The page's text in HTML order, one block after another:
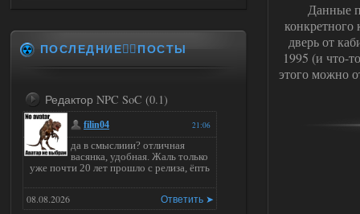
Данные
дверь от
1995 (и что-
этого можно
ПОСЛЕДНИЕ✍🏻ПОСТЫ
Редактор NPC SoC (0.1)
21:06
filin04
да в смыслиии? отличная
васянка, удобная. Жаль только
уже почти 20 лет прошло с релиза, ёпть
Ответить ➤
08.08.2026